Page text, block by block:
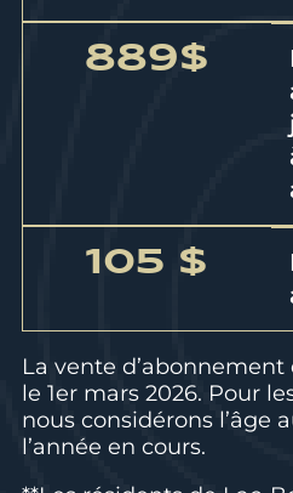
889$
105 $
La vente
le 1er mars 2026. Pour
nous considérons l’âge
l’année en cours.